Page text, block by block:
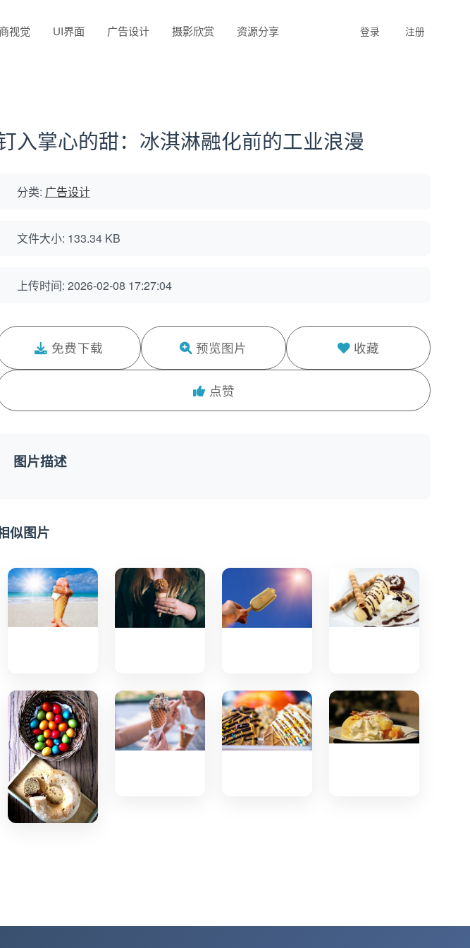
视觉 UI界面 广告设计 摄影欣赏 资源分享 登录 注册
入掌心的甜：冰淇淋融化前的工业浪漫
分类: 广告设计
文件大小: 133.34 KB
上传时间: 2026-02-08 17:27:04
免费下载 预览图片 收藏
点赞
图片描述
似图片